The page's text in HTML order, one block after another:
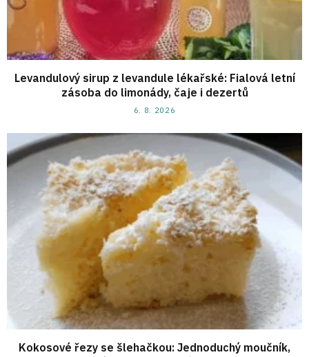
Levandulový sirup z levandule lékařské: Fialová letní
zásoba do limonády, čaje i dezertů
6. 8. 2026
Kokosové řezy se šlehačkou: Jednoduchý moučník,